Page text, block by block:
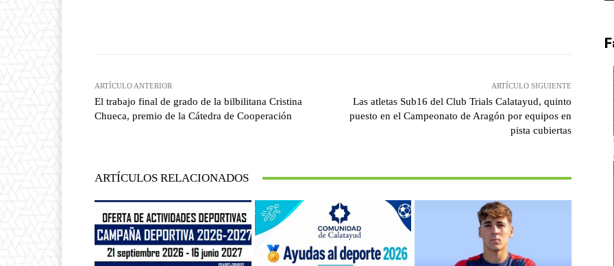
ARTÍCULO ANTERIOR
El trabajo final de grado de la bilbilitana Cristina
Chueca, premio de la Cátedra de Cooperación
ARTÍCULO SIGUIENTE
Las atletas Sub16 del Club Trials Calatayud, quinto
puesto en el Campeonato de Aragón por equipos en
pista cubiertas
ARTÍCULOS RELACIONADOS